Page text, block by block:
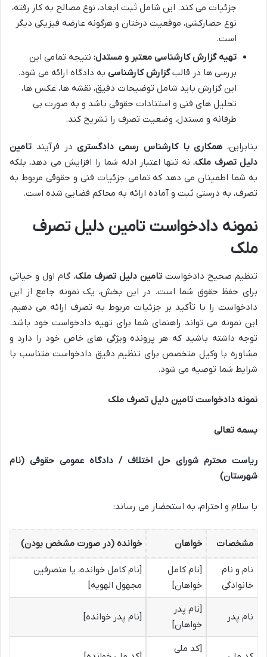
جزئیات می کند. این شامل ثبت ابعاد، نوع مصالح به کار رفته،
نوع حصارکشی، موقعیت درختان و هرگونه عارضه فیزیکی دیگر
است.
تهیه گزارش کارشناسی معتبر و مستدل: نتیجه تمامی این
بررسی ها در قالبگزارش کارشناسی به دادگاه ارائه می شود.
این گزارش باید شامل توضیحات دقیق، نقشه ها، عکس ها،
تحلیل های فنی و استنادات حقوقی باشد و به صورت بی
طرفانه و مستدل، وضعیت تصرف را تشریح کند.
بنابراین، همکاری با کارشناس رسمی دادگستریدر فرآیند تامین
دلیل تصرف ملک، نه تنها اعتبار ادله شما را افزایش می دهد، بلکه
به شما اطمینان می دهد که تمامی جزئیات فنی و حقوقی مربوط به
تصرف، به درستی ثبت و آماده ارائه به محاکم قضایی شده است.
نمونه دادخواست تامین دلیل تصرف
ملک
تنظیم صحیح دادخواست تامین دلیل تصرف ملک، گام اول و حیاتی
برای حفظ حقوق شما است. در این بخش، یک نمونه جامع از این
دادخواست را با تأکید بر جزئیات مربوط به تصرف ارائه می دهیم.
این نمونه می تواند راهنمای شما برای تهیه دادخواست خود باشد.
توجه داشته باشید که هر پرونده ویژگی های خاص خود را دارد و
مشاوره با وکیل متخصص برای تنظیم دقیق دادخواست متناسب با
شرایط شما توصیه می شود.
نمونه دادخواست تامین دلیل تصرف ملک
بسمه تعالی
ریاست محترم شورای حل اختلاف / دادگاه عمومی حقوقی (نام
شهرستان)
با سلام و احترام، به استحضار می رساند:
مشخصات خواهان خوانده (در صورت مشخص بودن)
نام و نام
خانوادگی
[نام کامل
خواهان]
[نام کامل خوانده، یا متصرفین
مجهول الهویه]
نام پدر
[نام پدر
خواهان]
[نام پدر خوانده]
[کد ملی